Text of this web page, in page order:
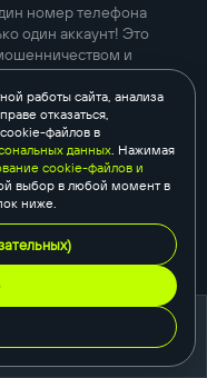
номер телефона
один аккаунт! Это
и
Если мы
аккаунт на тот же
заблокирован.
важно?
работы сайта, анализа
отказаться,
cookie-файлов в
данных. Нажимая
cookie-файлов и
выбор в любой момент в
ниже.